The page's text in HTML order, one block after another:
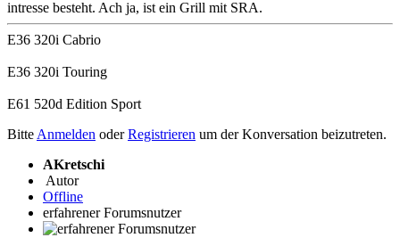
intresse besteht. Ach ja, ist ein Grill mit SRA.
E36 320i Cabrio
E36 320i Touring
E61 520d Edition Sport
Bitte Anmelden oderRegistrieren um der Konversation beizutreten.
AKretschi
Autor
Offline
erfahrener Forumsnutzer